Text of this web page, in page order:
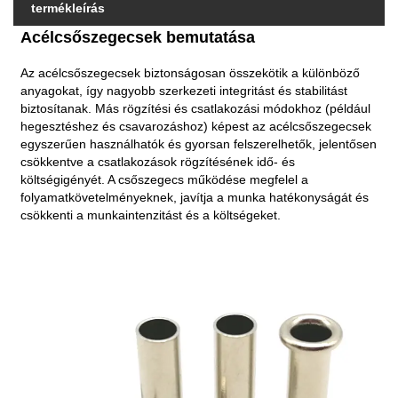
termékleírás
Acélcsőszegecsek bemutatása
Az acélcsőszegecsek biztonságosan összekötik a különböző
anyagokat, így nagyobb szerkezeti integritást és stabilitást
biztosítanak. Más rögzítési és csatlakozási módokhoz (például
hegesztéshez és csavarozáshoz) képest az acélcsőszegecsek
egyszerűen használhatók és gyorsan felszerelhetők, jelentősen
csökkentve a csatlakozások rögzítésének idő- és
költségigényét. A csőszegecs működése megfelel a
folyamatkövetelményeknek, javítja a munka hatékonyságát és
csökkenti a munkaintenzitást és a költségeket.